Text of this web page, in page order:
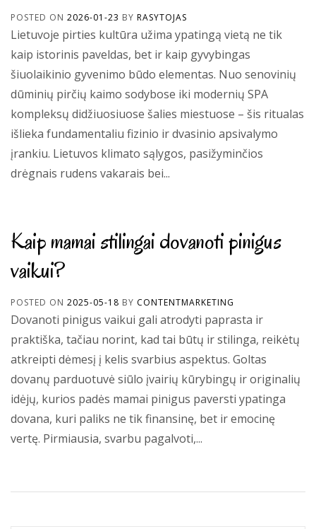
POSTED ON 2026-01-23 BY RASYTOJAS
Lietuvoje pirties kultūra užima ypatingą vietą ne tik
kaip istorinis paveldas, bet ir kaip gyvybingas
šiuolaikinio gyvenimo būdo elementas. Nuo senovinių
dūminių pirčių kaimo sodybose iki modernių SPA
kompleksų didžiuosiuose šalies miestuose – šis ritualas
išlieka fundamentaliu fizinio ir dvasinio apsivalymo
įrankiu. Lietuvos klimato sąlygos, pasižyminčios
drėgnais rudens vakarais bei...
Kaip mamai stilingai dovanoti pinigus
vaikui?
POSTED ON 2025-05-18 BY CONTENTMARKETING
Dovanoti pinigus vaikui gali atrodyti paprasta ir
praktiška, tačiau norint, kad tai būtų ir stilinga, reikėtų
atkreipti dėmesį į kelis svarbius aspektus. Goltas
dovanų parduotuvė siūlo įvairių kūrybingų ir originalių
idėjų, kurios padės mamai pinigus paversti ypatinga
dovana, kuri paliks ne tik finansinę, bet ir emocinę
vertę. Pirmiausia, svarbu pagalvoti,...